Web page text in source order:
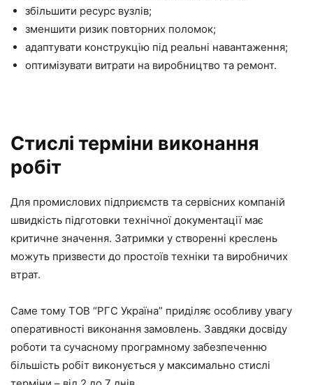
збільшити ресурс вузлів;
зменшити ризик повторних поломок;
адаптувати конструкцію під реальні навантаження;
оптимізувати витрати на виробництво та ремонт.
Стислі терміни виконання
робіт
Для промислових підприємств та сервісних компаній
швидкість підготовки технічної документації має
критичне значення. Затримки у створенні креслень
можуть призвести до простоїв техніки та виробничих
втрат.
Саме тому ТОВ “РГС Україна” приділяє особливу увагу
оперативності виконання замовлень. Завдяки досвіду
роботи та сучасному програмному забезпеченню
більшість робіт виконується у максимально стислі